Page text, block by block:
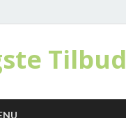
Tilbud